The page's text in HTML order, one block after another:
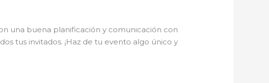
una buena planificación y comunicación con
tus invitados. ¡Haz de tu evento algo único y